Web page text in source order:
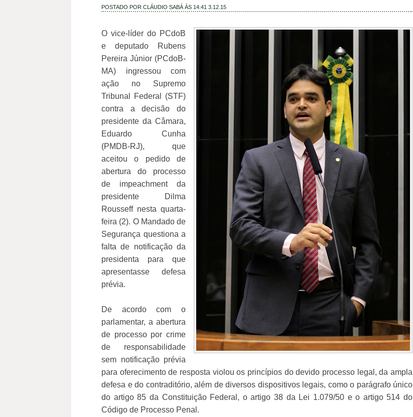
POSTADO POR CLÁUDIO SABÁ ÀS 14:41 3.12.15
O vice-líder do PCdoB
e deputado Rubens
Pereira Júnior (PCdoB-
MA) ingressou com
ação no Supremo
Tribunal Federal (STF)
contra a decisão do
presidente da Câmara,
Eduardo Cunha
(PMDB-RJ), que
aceitou o pedido de
abertura do processo
de impeachment da
presidente Dilma
Rousseff nesta quarta-
feira (2). O Mandado de
Segurança questiona a
falta de notificação da
presidenta para que
apresentasse defesa
prévia.
De acordo com o
parlamentar, a abertura
de processo por crime
de responsabilidade
sem notificação prévia
para oferecimento de resposta violou os princípios do devido processo legal, da ampla
defesa e do contraditório, além de diversos dispositivos legais, como o parágrafo único
do artigo 85 da Constituição Federal, o artigo 38 da Lei 1.079/50 e o artigo 514 do
Código de Processo Penal.